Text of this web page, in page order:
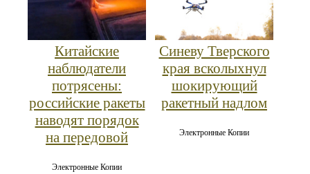
Китайские
наблюдатели
потрясены:
российские ракеты
наводят порядок
на передовой
Электронные Копии
Синеву Тверского
края всколыхнул
шокирующий
ракетный надлом
Электронные Копии